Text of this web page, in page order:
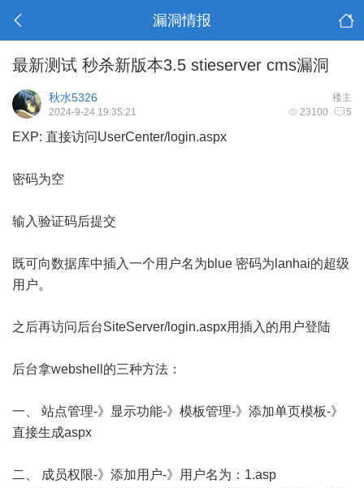
漏洞情报
最新测试 秒杀新版本3.5 stieserver cms漏洞
楼主
秋水5326
23100 5
2024-9-24 19:35:21
EXP: 直接访问UserCenter/login.aspx
密码为空
输入验证码后提交
既可向数据库中插入一个用户名为blue 密码为lanhai的超级
用户。
之后再访问后台SiteServer/login.aspx用插入的用户登陆
后台拿webshell的三种方法：
一、 站点管理-》显示功能-》模板管理-》添加单页模板-》
直接生成aspx
二、 成员权限-》添加用户-》用户名为：1.asp